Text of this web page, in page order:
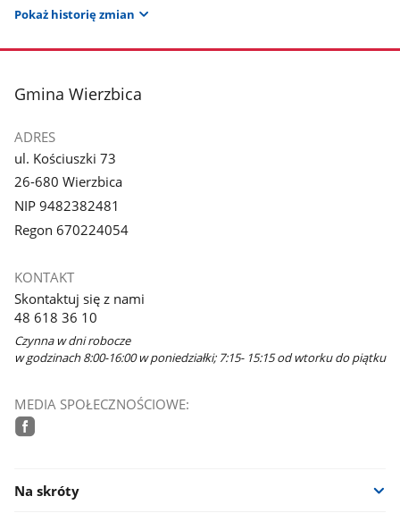
Pokaż historię zmian
stopka
Gmina Wierzbica
ADRES
ul. Kościuszki 73
26-680 Wierzbica
NIP 9482382481
Regon 670224054
KONTAKT
Skontaktuj się z nami
48 618 36 10
Czynna w dni robocze
w godzinach 8:00-16:00 w poniedziałki; 7:15- 15:15 od wtorku do piątku
MEDIA SPOŁECZNOŚCIOWE:
Na skróty